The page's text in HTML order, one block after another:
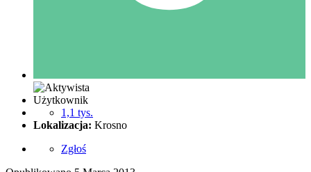
Użytkownik
1,1 tys.
Lokalizacja: Krosno
Zgłoś